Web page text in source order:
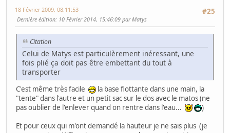
#25
18 Février 2009, 08:11:53
Dernière édition: 10 Février 2014, 15:46:09 par Matys
Citation
Celui de Matys est particulèrement inéressant, une
fois plié ça doit pas être embettant du tout à
transporter
C'est même très facile
la base flottante dans une main, la
"tente" dans l'autre et un petit sac sur le dos avec le matos (ne
pas oublier de l'enlever quand on rentre dans l'eau...
)
Et pour ceux qui m'ont demandé la hauteur je ne sais plus (je